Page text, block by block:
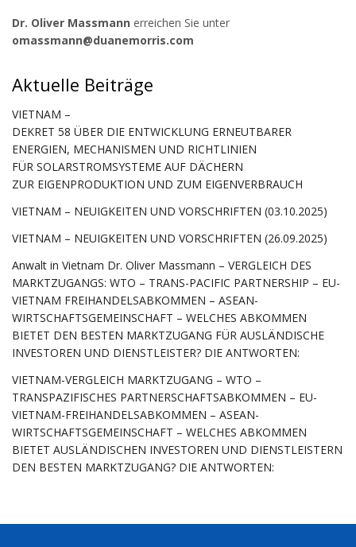
Dr. Oliver Massmann erreichen Sie unter
omassmann@duanemorris.com
Aktuelle Beiträge
VIETNAM –
DEKRET 58 ÜBER DIE ENTWICKLUNG ERNEUTBARER
ENERGIEN, MECHANISMEN UND RICHTLINIEN
FÜR SOLARSTROMSYSTEME AUF DÄCHERN
ZUR EIGENPRODUKTION UND ZUM EIGENVERBRAUCH
VIETNAM – NEUIGKEITEN UND VORSCHRIFTEN (03.10.2025)
VIETNAM – NEUIGKEITEN UND VORSCHRIFTEN (26.09.2025)
Anwalt in Vietnam Dr. Oliver Massmann – VERGLEICH DES
MARKTZUGANGS: WTO – TRANS-PACIFIC PARTNERSHIP – EU-
VIETNAM FREIHANDELSABKOMMEN – ASEAN-
WIRTSCHAFTSGEMEINSCHAFT – WELCHES ABKOMMEN
BIETET DEN BESTEN MARKTZUGANG FÜR AUSLÄNDISCHE
INVESTOREN UND DIENSTLEISTER? DIE ANTWORTEN:
VIETNAM-VERGLEICH MARKTZUGANG – WTO –
TRANSPAZIFISCHES PARTNERSCHAFTSABKOMMEN – EU-
VIETNAM-FREIHANDELSABKOMMEN – ASEAN-
WIRTSCHAFTSGEMEINSCHAFT – WELCHES ABKOMMEN
BIETET AUSLÄNDISCHEN INVESTOREN UND DIENSTLEISTERN
DEN BESTEN MARKTZUGANG? DIE ANTWORTEN: